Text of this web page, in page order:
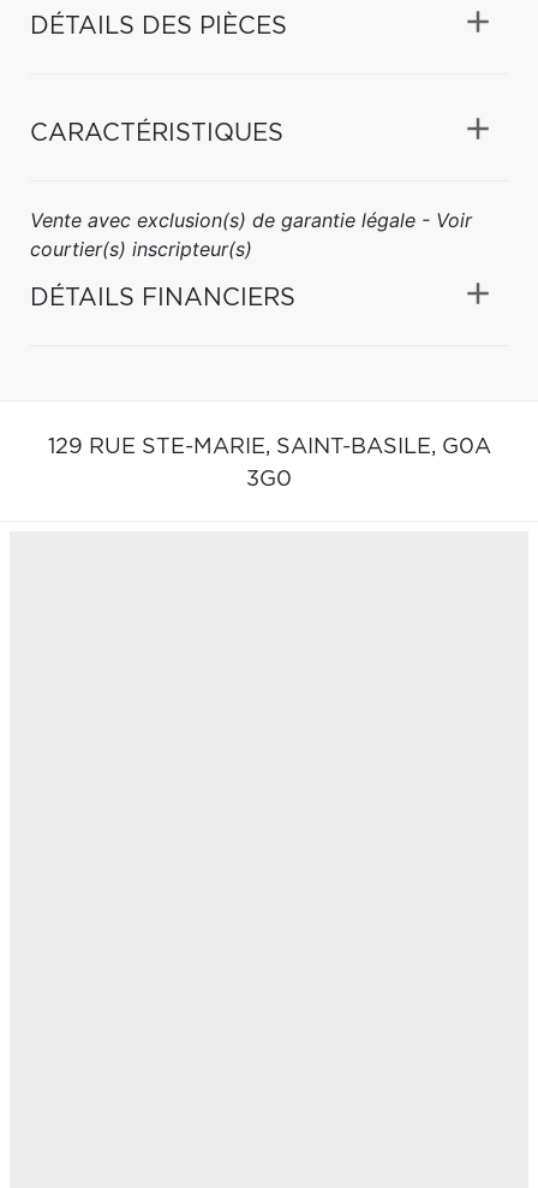
DÉTAILS DES PIÈCES
CARACTÉRISTIQUES
Vente avec exclusion(s) de garantie légale - Voir
courtier(s) inscripteur(s)
DÉTAILS FINANCIERS
129 RUE STE-MARIE, SAINT-BASILE, G0A
3G0